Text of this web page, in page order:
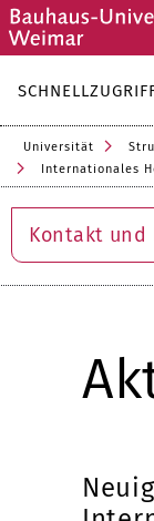
Universität
Internationales
Kontakt und